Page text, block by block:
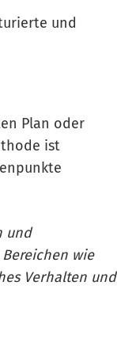
und
Plan oder
ist
und
wie
Verhalten und